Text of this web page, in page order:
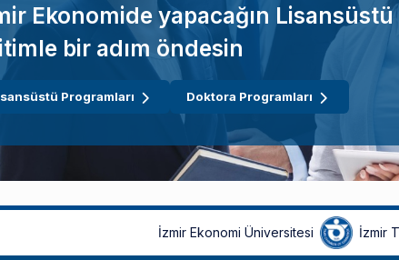
Ekonomide yapacağın Lisansüstü
bir adım öndesin
Programları Doktora Programları
İzmir Ekonomi Üniversitesi İzmir